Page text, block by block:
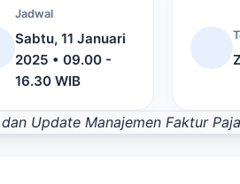
Jadwal
Sabtu, 11 Januari
2025 • 09.00 -
16.30 WIB